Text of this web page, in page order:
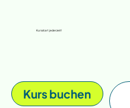
Kursstart jederzeit!
Kurs buchen